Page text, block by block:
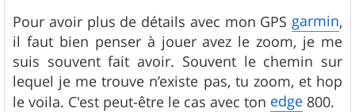
g
e
Pour avoir plus de détails avec mon GPS garmin,
il faut bien penser à jouer avez le zoom, je me
suis souvent fait avoir. Souvent le chemin sur
lequel je me trouve n’existe pas, tu zoom, et hop
le voila. C'est peut-être le cas avec ton edge 800.